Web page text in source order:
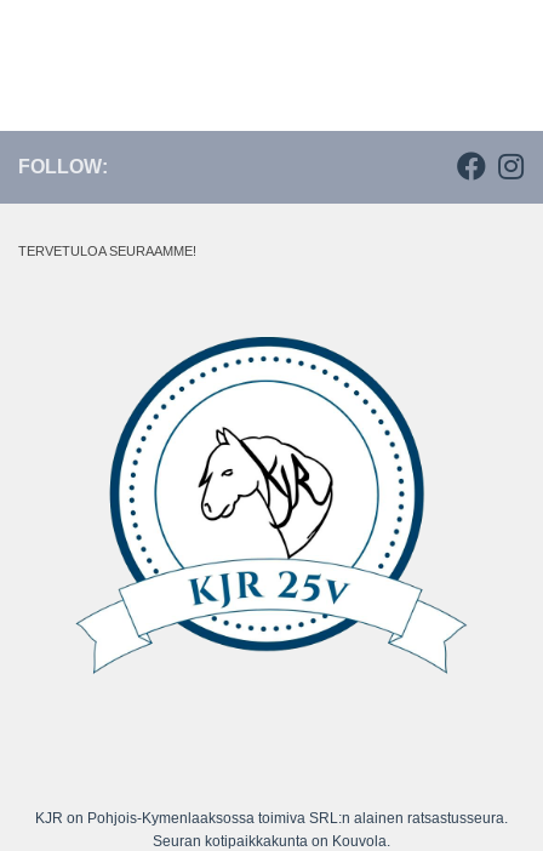
FOLLOW:
TERVETULOA SEURAAMME!
KJR on Pohjois-Kymenlaaksossa toimiva SRL:n alainen ratsastusseura.
Seuran kotipaikkakunta on Kouvola.